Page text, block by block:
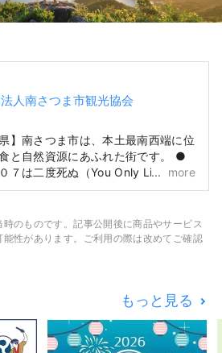
人南さつま市観光協会
県】南さつま市は、本土最南西端に位
と自然資源にあふれた街です。 ●
７は二度死ぬ（You Only Live
撮影地 ●鑑真大和上上陸地 ●【日
杜氏/阿多杜氏発祥の地（南さつま
●九州百名山『金峰山』 ●薩摩半
more
のものです。記事公開後に商品やサービス
性があります。ご利用の際は改めてご確認
もっと見る